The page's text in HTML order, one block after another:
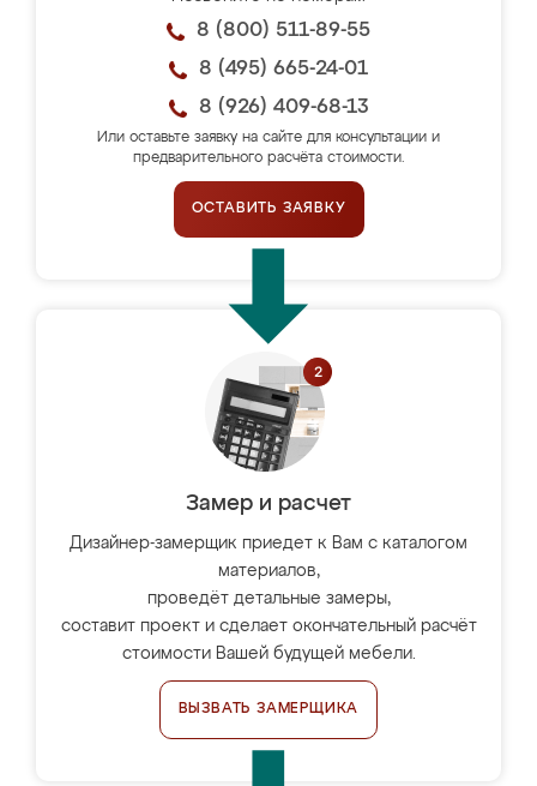
8 (800) 511-89-55
8 (495) 665-24-01
8 (926) 409-68-13
Или оставьте заявку на сайте для консультации и
предварительного расчёта стоимости.
ОСТАВИТЬ ЗАЯВКУ
Замер и расчет
Дизайнер-замерщик приедет к Вам с каталогом
материалов,
проведёт детальные замеры,
составит проект и сделает окончательный расчёт
стоимости Вашей будущей мебели.
ВЫЗВАТЬ ЗАМЕРЩИКА